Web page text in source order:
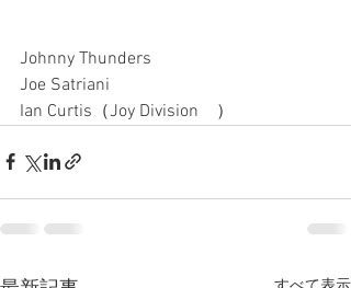
Johnny Thunders
Joe Satriani
Ian Curtis （Joy Division ）